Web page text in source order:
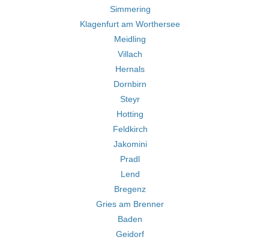
Simmering
Klagenfurt am Worthersee
Meidling
Villach
Hernals
Dornbirn
Steyr
Hotting
Feldkirch
Jakomini
Pradl
Lend
Bregenz
Gries am Brenner
Baden
Geidorf